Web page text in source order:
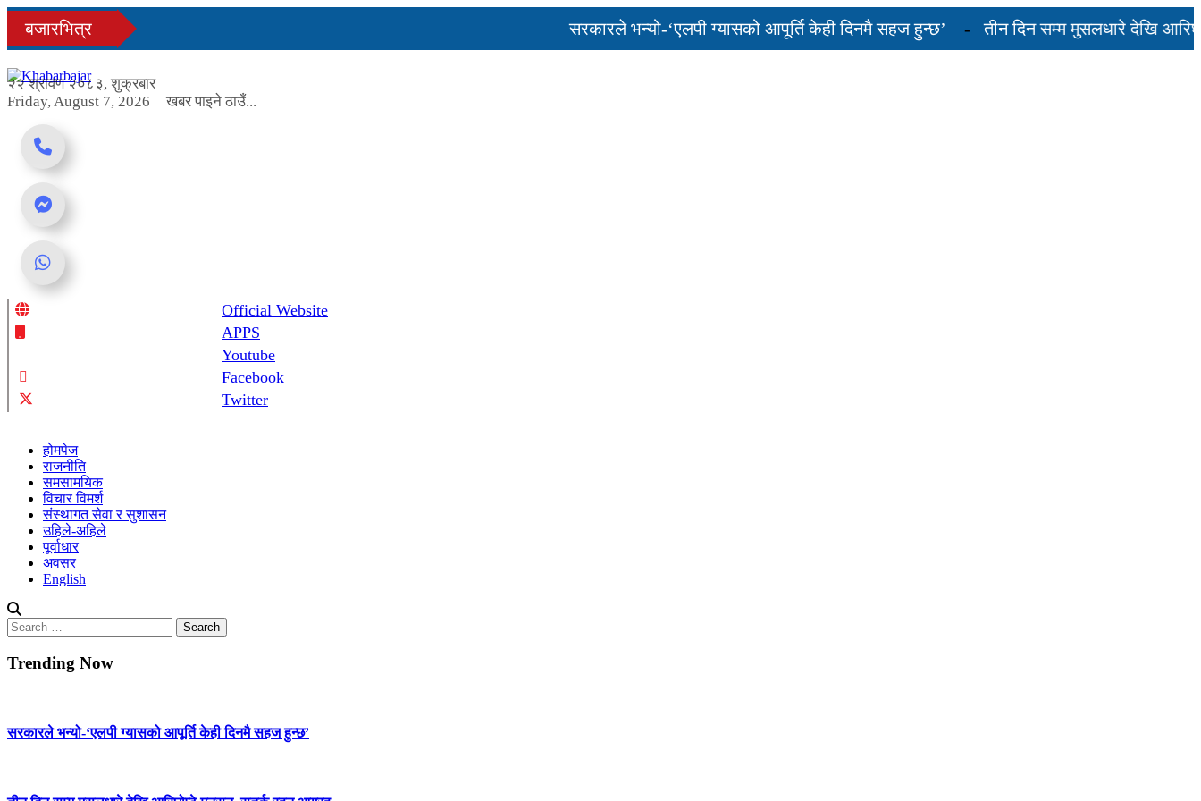
Skip
content
बजारभित्र सरकारले भन्यो-‘एलपी ग्यासको आपूर्ति केही दिनमै सहज हुन्छ’
तीन दिन सम्म मुसलधारे देखि आरिघोप्टे
२२ श्रावण २०८३, शुक्रबार
Friday, August 7, 2026
खबर पाइने ठाउँ...
Online News Portal
Official Website
APPS
Youtube
Facebook
Twitter
होमपेज
राजनीति
समसामयिक
विचार विमर्श
संस्थागत सेवा र सुशासन
उहिले-अहिले
पूर्वाधार
अवसर
English
Search
for:
Trending Now
सरकारले भन्यो-‘एलपी ग्यासको आपूर्ति केही दिनमै सहज हुन्छ’